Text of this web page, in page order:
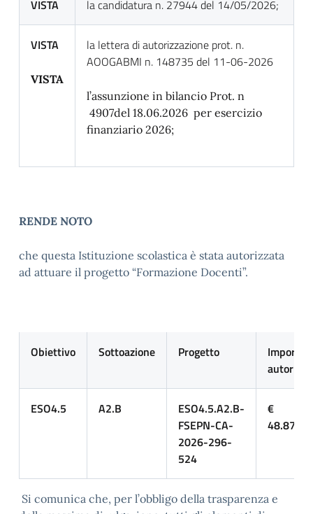
VISTA la candidatura n. 27944 del 14/05/2026;
VISTA
VISTA
la lettera di autorizzazione prot. n.
AOOGABMI n. 148735 del 11-06-2026
l’assunzione in bilancio Prot. n
4907del 18.06.2026 per esercizio
finanziario 2026;
RENDE NOTO
che questa Istituzione scolastica è stata autorizzata
ad attuare il progetto “Formazione Docenti”.
Obiettivo Sottoazione Progetto
Importo
ESO4.5 A2.B
ESO4.5.A2.B-
FSEPN-CA-
2026-296-
524
€
Si comunica che, per l’obbligo della trasparenza e